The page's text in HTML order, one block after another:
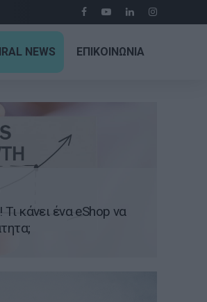
NEWS ΕΠΙΚΟΙΝΩΝΙΑ
κάνει ένα eShop να